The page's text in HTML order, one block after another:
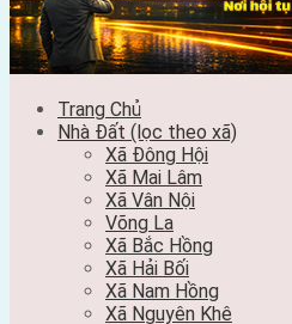
Trang Chủ
Nhà Đất (lọc theo xã)
Xã Đông Hội
Xã Mai Lâm
Xã Vân Nội
Võng La
Xã Bắc Hồng
Xã Hải Bối
Xã Nam Hồng
Xã Nguyên Khê